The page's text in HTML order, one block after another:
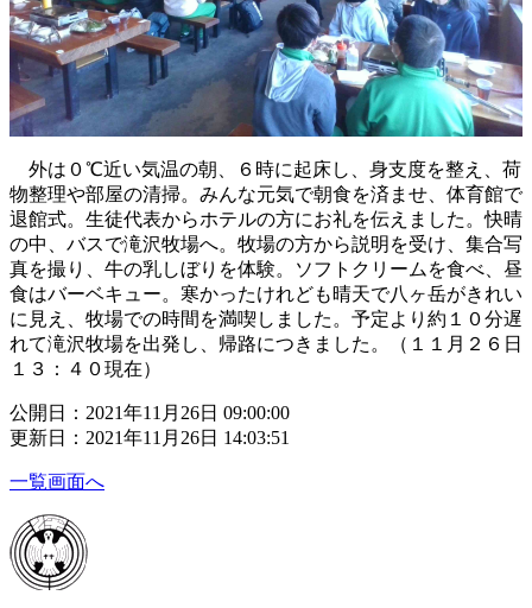
外は０℃近い気温の朝、６時に起床し、身支度を整え、荷
物整理や部屋の清掃。みんな元気で朝食を済ませ、体育館で
退館式。生徒代表からホテルの方にお礼を伝えました。快晴
の中、バスで滝沢牧場へ。牧場の方から説明を受け、集合写
真を撮り、牛の乳しぼりを体験。ソフトクリームを食べ、昼
食はバーベキュー。寒かったけれども晴天で八ヶ岳がきれい
に見え、牧場での時間を満喫しました。予定より約１０分遅
れて滝沢牧場を出発し、帰路につきました。（１１月２６日
１３：４０現在）
公開日：2021年11月26日 09:00:00
更新日：2021年11月26日 14:03:51
一覧画面へ